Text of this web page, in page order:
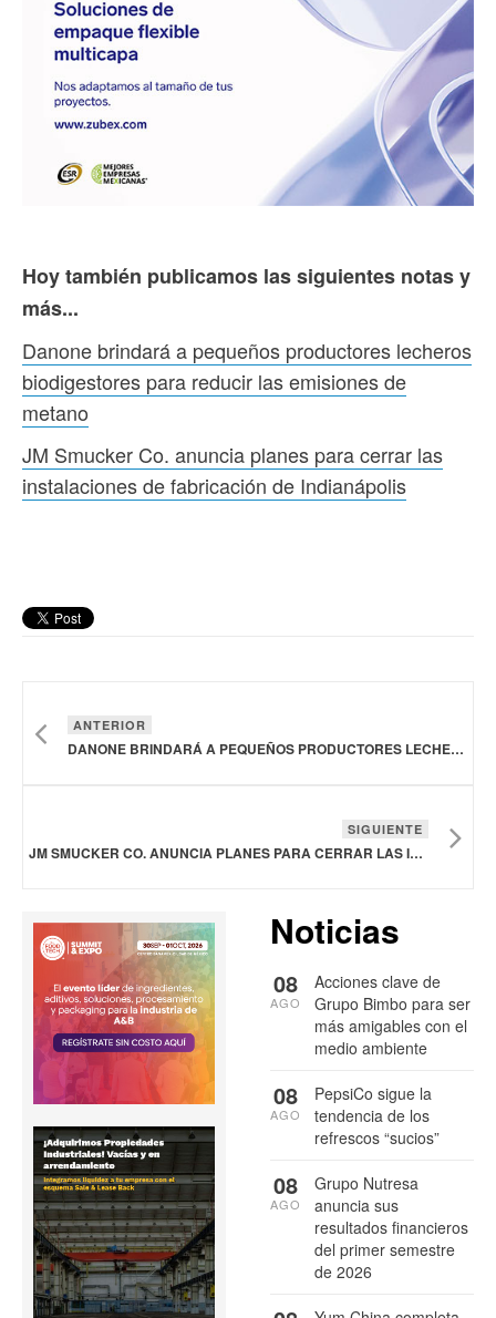
Hoy también publicamos las siguientes notas y
más...
Danone brindará a pequeños productores lecheros
biodigestores para reducir las emisiones de
metano
JM Smucker Co. anuncia planes para cerrar las
instalaciones de fabricación de Indianápolis
ANTERIOR
DANONE BRINDARÁ A PEQUEÑOS PRODUCTORES LECHEROS BIODIGESTORES PARA REDUCIR LAS EMISIONES DE METANO
SIGUIENTE
JM SMUCKER CO. ANUNCIA PLANES PARA CERRAR LAS INSTALACIONES DE FABRICACIÓN DE INDIANÁPOLIS
Noticias
Acciones clave de
Grupo Bimbo para ser
más amigables con el
medio ambiente
08
AGO
PepsiCo sigue la
tendencia de los
refrescos “sucios”
08
AGO
Grupo Nutresa
anuncia sus
resultados financieros
del primer semestre
de 2026
08
AGO